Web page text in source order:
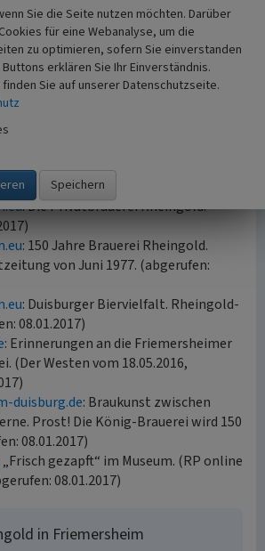
zum Brauereiwesen und zur
im LVR-Portal Alltagskulturen.
Verein für Denkmalpflege
e.V. / LVR-Fachbereich Regionale
Landschaftliche Kulturpflege,
: Die Privatbrauerei Rheingold.
: 150 Jahre Brauerei Rheingold.
von Juni 1977. (abgerufen:
: Duisburger Biervielfalt. Rheingold-
08.01.2017)
: Erinnerungen an die Friemersheimer
(Der Westen vom 18.05.2016,
duisburg.de: Braukunst zwischen
Prost! Die König-Brauerei wird 150
08.01.2017)
„Frisch gezapft“ im Museum. (RP online
08.01.2017)
in Friemersheim
Sie die Seite nutzen möchten. Darüber
für eine Webanalyse, um die
zu optimieren, sofern Sie einverstanden
erklären Sie Ihr Einverständnis.
Sie auf unserer Datenschutzseite.